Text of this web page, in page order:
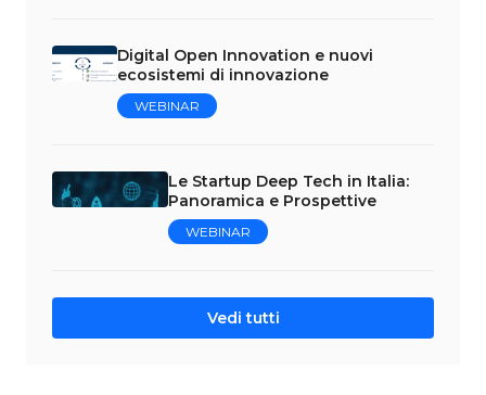
Digital Open Innovation e nuovi
ecosistemi di innovazione
WEBINAR
Le Startup Deep Tech in Italia:
Panoramica e Prospettive
WEBINAR
Vedi tutti